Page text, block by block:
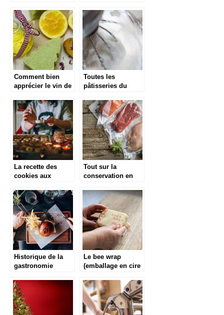
cuisine
Comment bien
apprécier le vin de
qui soit ?
Toutes les
pâtisseries du
La recette des
cookies aux
chocolat sans
gluten
Tout sur la
conservation en
Historique de la
gastronomie
Le bee wrap
(emballage en cire
conseils
d’entretien